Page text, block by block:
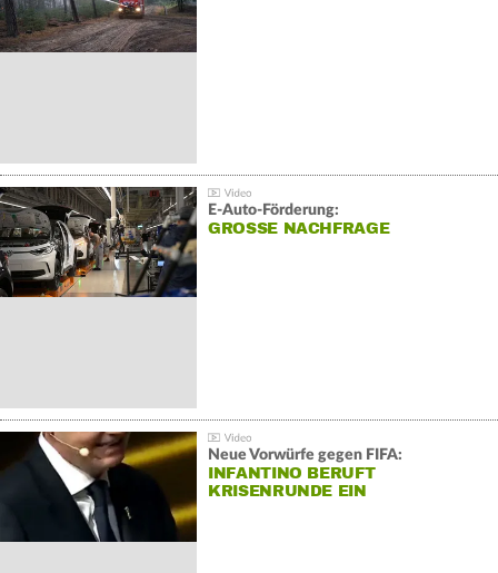
E-Auto-Förderung:
GROSSE NACHFRAGE
Neue Vorwürfe gegen FIFA:
INFANTINO BERUFT
KRISENRUNDE EIN